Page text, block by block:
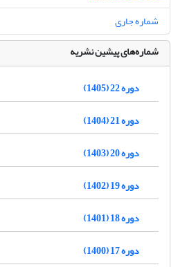
شماره جاری
شماره‌های پیشین نشریه
دوره 22 (1405)
دوره 21 (1404)
دوره 20 (1403)
دوره 19 (1402)
دوره 18 (1401)
دوره 17 (1400)